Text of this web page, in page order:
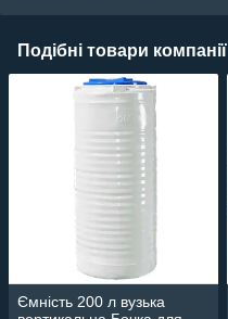
Подібні товари компанії
Ємність 200 л вузька